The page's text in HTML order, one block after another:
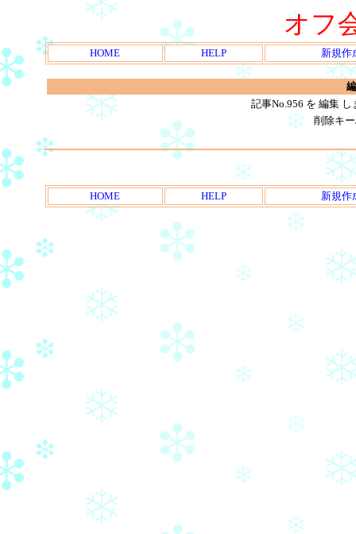
オフ
HOME HELP 新規作
記事No.956 を 編集
削除キ
HOME HELP 新規作